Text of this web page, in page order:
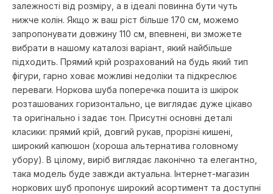
залежності від розміру, а в ідеалі повинна бути чуть
нижче колін. Якщо ж ваш ріст більше 170 см, можемо
запропонувати довжину 110 см, впевнені, ви зможете
вибрати в нашому каталозі варіант, який найбільше
підходить. Прямий крій розрахований на будь який тип
фігури, гарно ховає можливі недоліки та підкреслює
переваги. Норкова шуба поперечка пошита із шкірок
розташованих горизонтально, це виглядає дуже цікаво
та оригінально і задає тон. Присутні основні деталі
класики: прямий крій, довгий рукав, прорізні кишені,
широкий капюшон (хороша альтернатива головному
убору). В цілому, виріб виглядає лаконічно та елегантно,
така модель буде завжди актуальна. Інтернет-магазин
норкових шуб пропонує широкий асортимент та доступні